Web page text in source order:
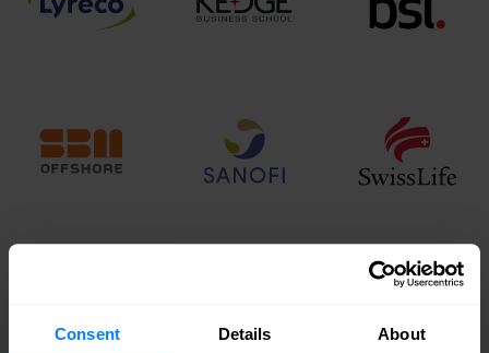
Consent Details About